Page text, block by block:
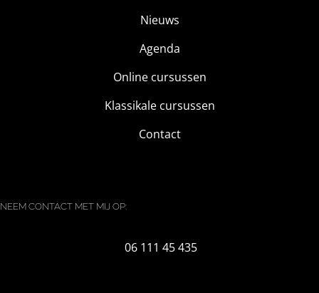
Nieuws
Agenda
Online cursussen
Klassikale cursussen
Contact
NEEM CONTACT MET MIJ OP:
06 111 45 435